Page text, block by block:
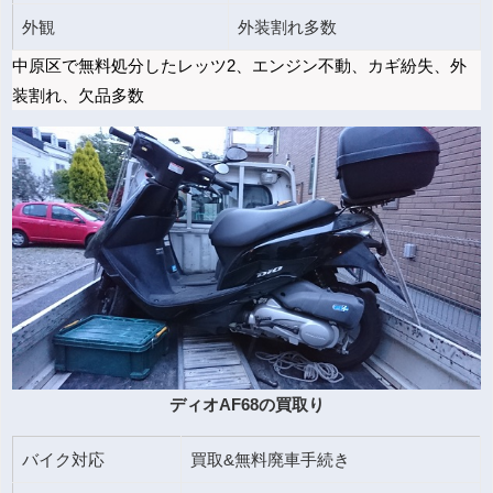
外観 外装割れ多数
中原区で無料処分したレッツ2、エンジン不動、カギ紛失、外
装割れ、欠品多数
ディオAF68の買取り
バイク対応 買取&無料廃車手続き